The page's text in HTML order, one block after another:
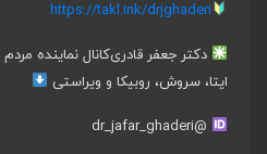
https://takl.ink/drjghaderi
دکتر جعفر قادریکانال نماینده
ایتا، سروش، روبیکا و ویراستی
@dr_jafar_ghaderi